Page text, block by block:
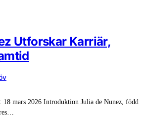
Utforskar Karriär,
18 mars 2026 Introduktion Julia de Nunez, född